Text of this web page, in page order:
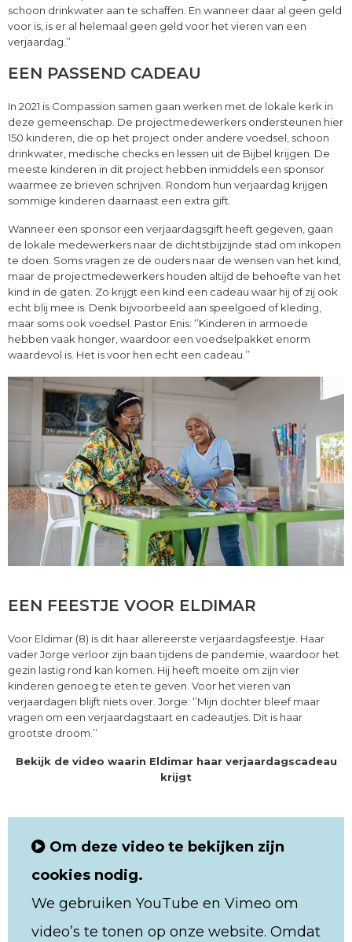
schoon drinkwater aan te schaffen. En wanneer daar al geen geld
voor is, is er al helemaal geen geld voor het vieren van een
verjaardag.’’
EEN PASSEND CADEAU
In 2021 is Compassion samen gaan werken met de lokale kerk in
deze gemeenschap. De projectmedewerkers ondersteunen hier
150 kinderen, die op het project onder andere voedsel, schoon
drinkwater, medische checks en lessen uit de Bijbel krijgen. De
meeste kinderen in dit project hebben inmiddels een sponsor
waarmee ze brieven schrijven. Rondom hun verjaardag krijgen
sommige kinderen daarnaast een extra gift.
Wanneer een sponsor een verjaardagsgift heeft gegeven, gaan
de lokale medewerkers naar de dichtstbijzijnde stad om inkopen
te doen. Soms vragen ze de ouders naar de wensen van het kind,
maar de projectmedewerkers houden altijd de behoefte van het
kind in de gaten. Zo krijgt een kind een cadeau waar hij of zij ook
echt blij mee is. Denk bijvoorbeeld aan speelgoed of kleding,
maar soms ook voedsel. Pastor Enis: ‘’Kinderen in armoede
hebben vaak honger, waardoor een voedselpakket enorm
waardevol is. Het is voor hen echt een cadeau.’’
EEN FEESTJE VOOR ELDIMAR
Voor Eldimar (8) is dit haar allereerste verjaardagsfeestje. Haar
vader Jorge verloor zijn baan tijdens de pandemie, waardoor het
gezin lastig rond kan komen. Hij heeft moeite om zijn vier
kinderen genoeg te eten te geven. Voor het vieren van
verjaardagen blijft niets over. Jorge: ‘’Mijn dochter bleef maar
vragen om een verjaardagstaart en cadeautjes. Dit is haar
grootste droom.’’
Bekijk de video waarin Eldimar haar verjaardagscadeau
krijgt
Om deze video te bekijken zijn
cookies nodig.
We gebruiken YouTube en Vimeo om
video’s te tonen op onze website. Omdat